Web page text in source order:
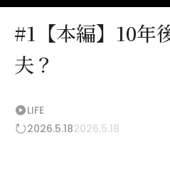
#1【本編】10年
夫？
LIFE
2026.5.182026.5.18